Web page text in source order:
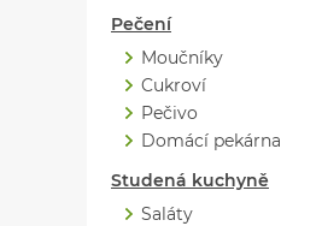
Pečení
Moučníky
Cukroví
Pečivo
Domácí pekárna
Studená kuchyně
Saláty